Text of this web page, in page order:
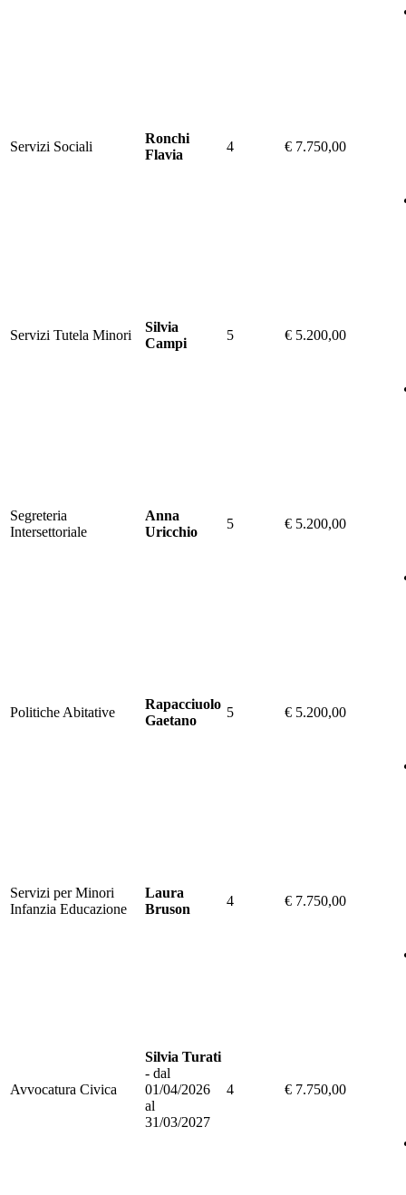
Servizi Sociali
Ronchi
Flavia
4 € 7.750,00
Servizi Tutela Minori
Silvia
Campi
5 € 5.200,00
Segreteria
Intersettoriale
Anna
Uricchio
5 € 5.200,00
Politiche Abitative
Rapacciuolo
Gaetano
5 € 5.200,00
Servizi per Minori
Infanzia Educazione
Laura
Bruson
4 € 7.750,00
Avvocatura Civica
Silvia Turati
- dal
01/04/2026
al
31/03/2027
4 € 7.750,00